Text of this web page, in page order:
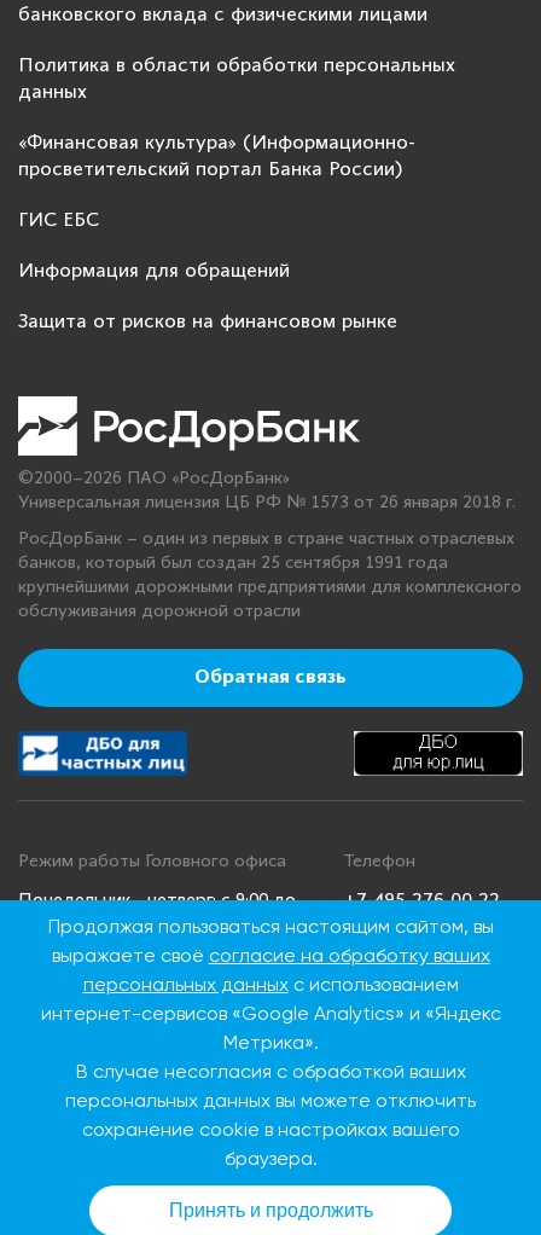
банковского вклада с физическими лицами
Политика в области обработки персональных
данных
«Финансовая культура» (Информационно-
просветительский портал Банка России)
ГИС ЕБС
Информация для обращений
Защита от рисков на финансовом рынке
©2000–2026 ПАО «РосДорБанк»
Универсальная лицензия ЦБ РФ № 1573 от 26 января 2018 г.
РосДорБанк – один из первых в стране частных отраслевых
банков, который был создан 25 сентября 1991 года
крупнейшими дорожными предприятиями для комплексного
обслуживания дорожной отрасли
Обратная связь
Режим работы Головного офиса
Понедельник - четверг: с 9:00 до
18:00
Пятница: с 9:00 до 16:45
Суббота, воскресенье: выходные
дни
Телефон
+7 495 276 00 22
8 800 100 00 22
(Бесплатно по
России)
Адрес Головного офиса
115093, г. Москва, ул.
Дубининская, д. 86
Продолжая пользоваться настоящим сайтом, вы
выражаете своё согласие на обработку ваших
персональных данныхс использованием
интернет-сервисов «Google Analytics» и «Яндекс
Метрика».
В случае несогласия с обработкой ваших
персональных данных вы можете отключить
сохранение cookie в настройках вашего
браузера.
Принять и продолжить